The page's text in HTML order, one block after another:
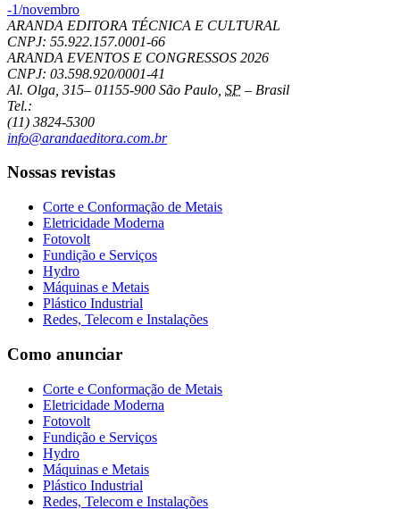
-1/novembro
ARANDA EDITORA TÉCNICA E CULTURAL
CNPJ: 55.922.157.0001-66
ARANDA EVENTOS E CONGRESSOS 2026
CNPJ: 03.598.920/0001-41
Al. Olga, 315– 01155-900 São Paulo SP – Brasil
Tel.:
(11) 3824-5300
info@arandaeditora.com.br
Nossas revistas
Corte e Conformação de Metais
Eletricidade Moderna
Fotovolt
Fundição e Serviços
Hydro
Máquinas e Metais
Plástico Industrial
Redes, Telecom e Instalações
Como anunciar
Corte e Conformação de Metais
Eletricidade Moderna
Fotovolt
Fundição e Serviços
Hydro
Máquinas e Metais
Plástico Industrial
Redes, Telecom e Instalações